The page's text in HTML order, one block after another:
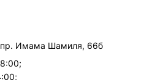
пр. Имама Шамиля, 66б